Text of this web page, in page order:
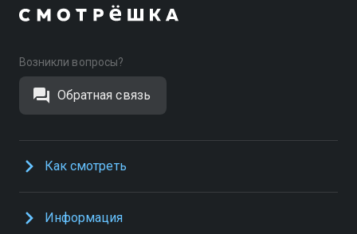
Возникли вопросы?
Обратная связь
Как смотреть
Информация